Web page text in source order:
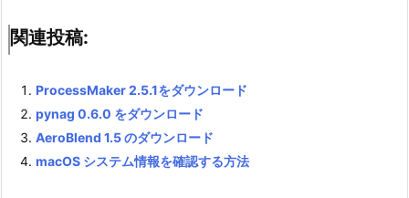
関連投稿:
ProcessMaker 2.5.1をダウンロード
pynag 0.6.0 をダウンロード
AeroBlend 1.5 のダウンロード
macOS システム情報を確認する方法